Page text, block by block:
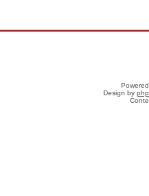
Design by